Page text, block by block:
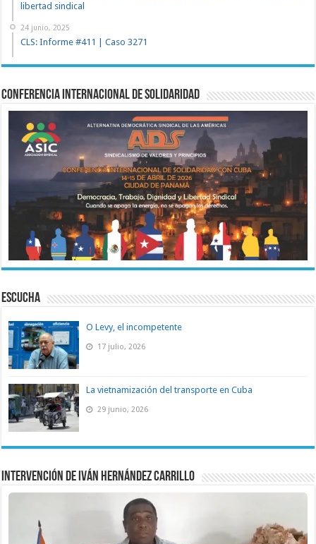
libertad sindical
24 junio, 2025
CLS: Informe #411 | Caso 3271
Conferencia Internacional de Solidaridad
ESCUCHA
O Levy, el incompetente
17 julio, 2026
La vietnamización del transporte en Cuba
29 junio, 2026
Intervención de Iván Hernández Carrillo